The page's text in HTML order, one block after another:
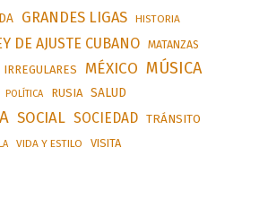
GRANDES LIGAS HISTORIA
DE AJUSTE CUBANO MATANZAS
MÉXICO MÚSICA
POLÍTICA RUSIA SALUD
SOCIAL SOCIEDAD TRÁNSITO
VIDA Y ESTILO VISITA